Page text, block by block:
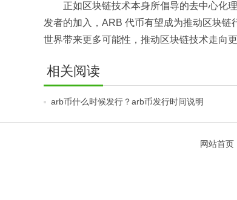
正如区块链技术本身所倡导的去中心化
发者的加入，ARB 代币有望成为推动区块
世界带来更多可能性，推动区块链技术走向更
相关阅读
arb币什么时候发行？arb币发行时间说明
网站首页